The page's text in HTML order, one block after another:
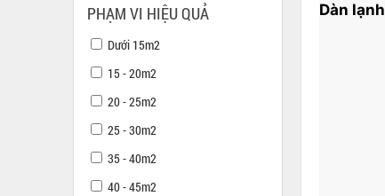
PHẠM VI HIỆU QUẢ
Dưới 15m2
15 - 20m2
20 - 25m2
25 - 30m2
35 - 40m2
40 - 45m2
Dàn lạnh